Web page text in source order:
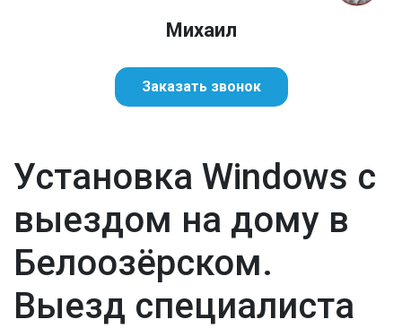
Михаил
Заказать звонок
Установка Windows с
выездом на дому в
Белоозёрском.
Выезд специалиста